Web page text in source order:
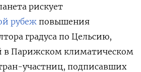
рискует
рубеж повышения
градуса по Цельсию,
в Парижском климатическом
участниц, подписавших